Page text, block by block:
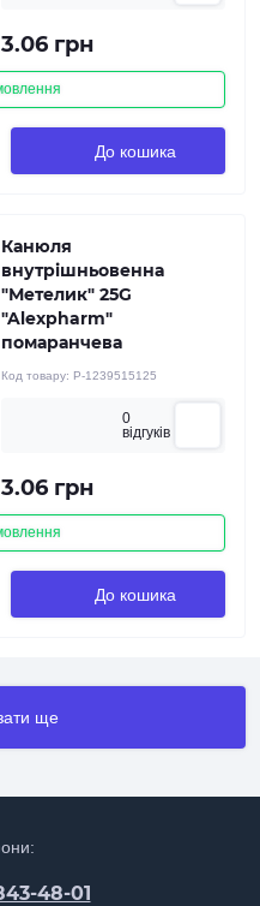
3.06 грн
До кошика
Канюля
внутрішньовенна
"Метелик" 25G
"Alexpharm"
помаранчева
Код товару: P-1239515125
0
вiдгукiв
3.06 грн
До кошика
ще
48-01